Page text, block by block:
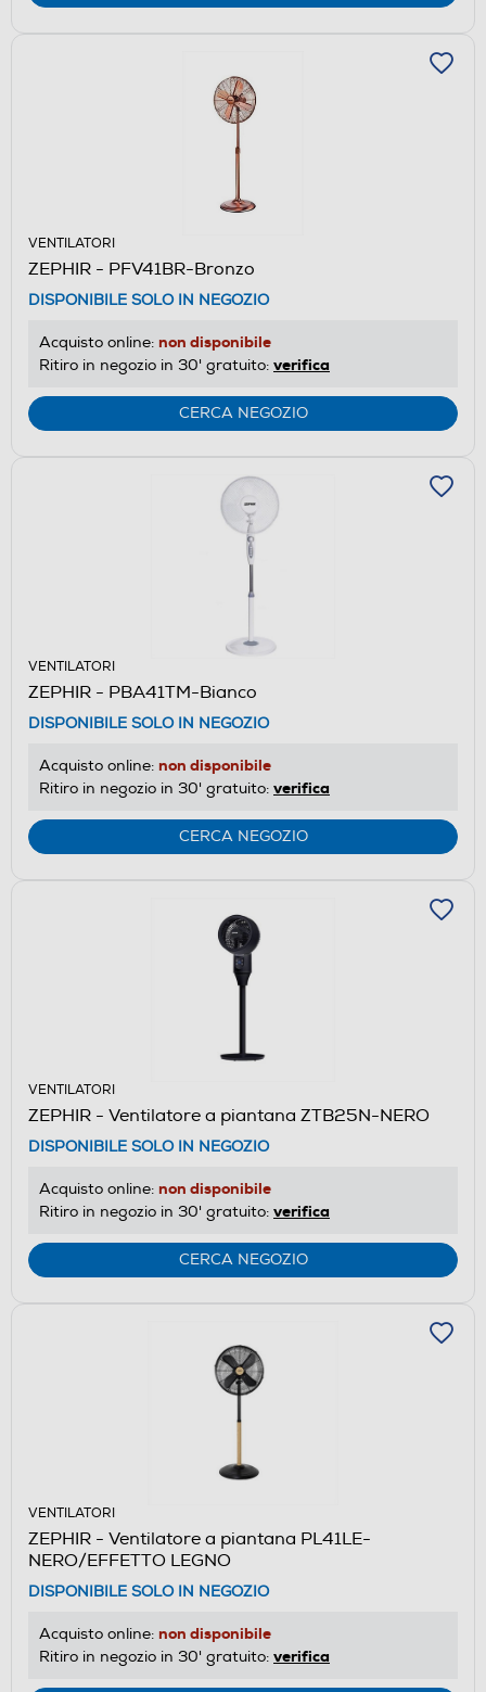
VENTILATORI
ZEPHIR - PFV41BR-Bronzo
DISPONIBILE SOLO IN NEGOZIO
Acquisto online: non disponibile
Ritiro in negozio in 30' gratuito: verifica
CERCA NEGOZIO
VENTILATORI
ZEPHIR - PBA41TM-Bianco
DISPONIBILE SOLO IN NEGOZIO
Acquisto online: non disponibile
Ritiro in negozio in 30' gratuito: verifica
CERCA NEGOZIO
VENTILATORI
ZEPHIR - Ventilatore a piantana ZTB25N-NERO
DISPONIBILE SOLO IN NEGOZIO
Acquisto online: non disponibile
Ritiro in negozio in 30' gratuito: verifica
CERCA NEGOZIO
VENTILATORI
ZEPHIR - Ventilatore a piantana PL41LE-
NERO/EFFETTO LEGNO
DISPONIBILE SOLO IN NEGOZIO
Acquisto online: non disponibile
Ritiro in negozio in 30' gratuito: verifica